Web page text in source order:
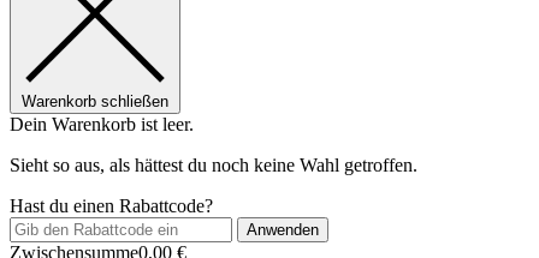
Warenkorb schließen
Dein Warenkorb ist leer.
Sieht so aus, als hättest du noch keine Wahl getroffen.
Hast du einen Rabattcode?
Anwenden
Zwischensumme0,00 €